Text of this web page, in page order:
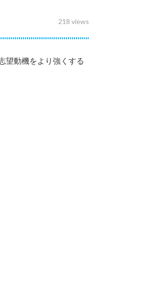
218 views
望動機をより強くする